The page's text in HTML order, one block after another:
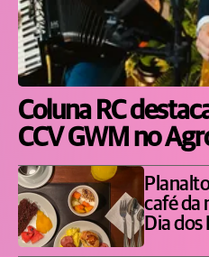
Coluna RC
CCV GWM no
café da
Dia dos